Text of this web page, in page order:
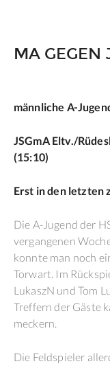
MA GEGEN
männliche A-
JSGmA Eltv./
(15:10)
Erst in den letzten
Die A-Jugend der
vergangenen
konnte man noch
Torwart. Im
LukaszN und Tom
Treffern der Gäste
meckern.
Die Feldspieler